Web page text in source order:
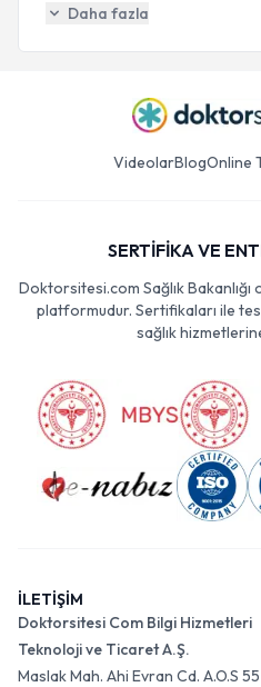
Daha fazla
VideolarBlogOnline
SERTİFİKA VE
Doktorsitesi.com Sağlık Bakanlığı
platformudur. Sertifikaları ile
sağlık
İLETİŞİM
Doktorsitesi Com Bilgi Hizmetleri
Teknoloji ve Ticaret A.Ş.
Maslak Mah. Ahi Evran Cd. A.O.S